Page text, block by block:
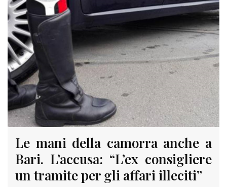
Le mani della camorra anche a
Bari. L’accusa: “L’ex consigliere
un tramite per gli affari illeciti”